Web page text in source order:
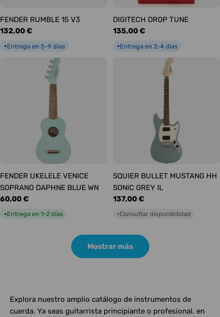
FENDER RUMBLE 15 V3
Precio
132,00 €
●Entrega en 5-9 días
DIGITECH DROP TUNE
Precio
135,00 €
●Entrega en 2-4 días
FENDER UKELELE VENICE
SOPRANO DAPHNE BLUE WN
Precio
habitual
60,00 €
●Entrega en 1-2 días
SQUIER BULLET MUSTANG HH
SONIC GREY IL
Precio
habitual
137,00 €
○Consultar disponibilidad
Mostrar más
Explora nuestro amplio catálogo de instrumentos de
cuerda. Ya seas guitarrista principiante o profesional, en